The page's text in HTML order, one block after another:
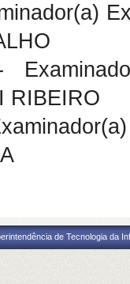
RIBEIRO
de Tecnologia da